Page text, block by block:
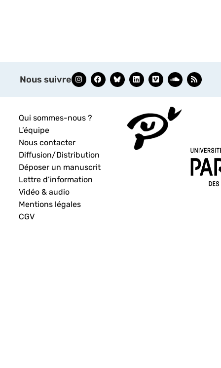
Nous suivre
Qui sommes-nous ?
L’équipe
Nous contacter
Diffusion/Distribution
Déposer un manuscrit
Lettre d’information
Vidéo & audio
Mentions légales
CGV